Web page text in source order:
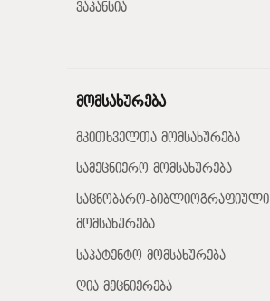
ვაკანსია
მომსახურება
მკითხველთა მომსახურება
სამეცნიერო მომსახურება
საცნობარო-ბიბლიოგრაფიული
მომსახურება
საპატენტო მომსახურება
ღია მეცნიერება